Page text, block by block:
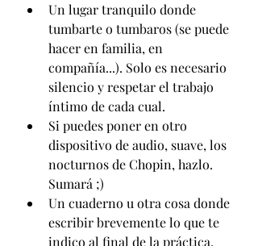
Un lugar tranquilo donde
tumbarte o tumbaros (se puede
hacer en familia, en
compañía...). Solo es necesario
silencio y respetar el trabajo
íntimo de cada cual.
Si puedes poner en otro
dispositivo de audio, suave, los
nocturnos de Chopin, hazlo.
Sumará ;)
Un cuaderno u otra cosa donde
escribir brevemente lo que te
indico al final de la práctica.